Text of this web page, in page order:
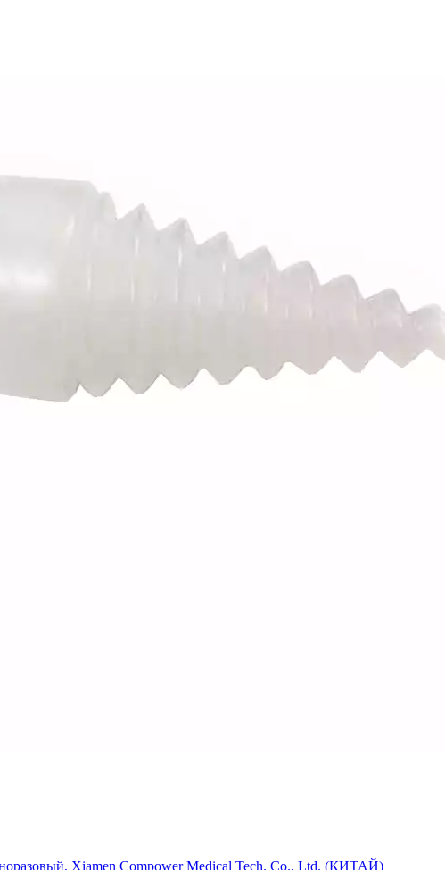
Xiamen Compower Medical Tech. Co., Ltd. (КИТАЙ)